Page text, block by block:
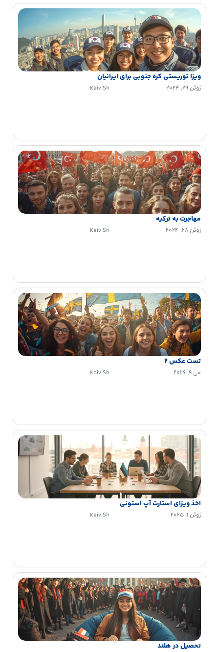
ویزا توریستی کره جنوبی برای ایرانیان
ژوئن 29, 2024 Keiv Sh
مهاجرت به ترکیه
ژوئن 28, 2024 Keiv Sh
تست عکس 2
می 9, 2026 Keiv Sh
اخذ ویزای استارت آپ استونی
ژوئن 1, 2025 Keiv Sh
تحصیل در هلند